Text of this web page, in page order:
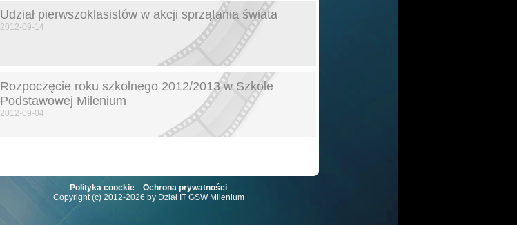
Udział pierwszoklasistów w akcji sprzątania świata
2012-09-14
Rozpoczęcie roku szkolnego 2012/2013 w Szkole
Podstawowej Milenium
2012-09-04
Polityka coockie
Ochrona prywatności
Copyright (c) 2012-2026 by Dział IT GSW Milenium